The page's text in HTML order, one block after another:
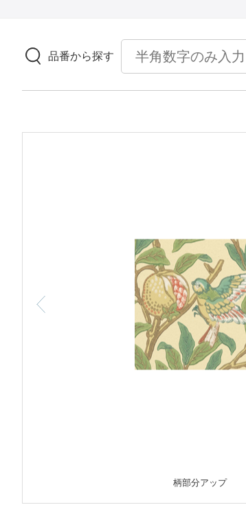
品番から探す
柄部分アップ